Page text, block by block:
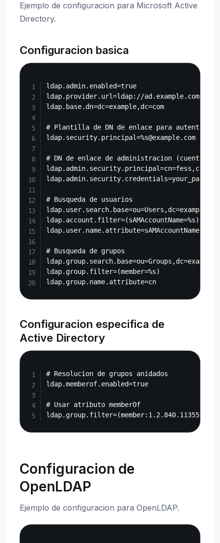
Ejemplo de configuracion para Microsoft Active
Directory.
Configuracion basica
ldap.admin.enabled=true
ldap.provider.url=ldap://ad.example.com:389
ldap.base.dn=dc=example,dc=com
# Plantilla de DN de enlace para
ldap.security.principal=%s@example.com
# DN de enlace de administracion (cuenta
# Busqueda de usuarios
ldap.account.filter=(sAMAccountName=%s)
ldap.user.name.attribute=sAMAccountName
# Busqueda de grupos
ldap.group.filter=(member=%s)
Configuracion especifica de
Active Directory
# Resolucion de grupos anidados
ldap.memberof.enabled=true
# Usar atributo memberOf
Configuracion de
OpenLDAP
Ejemplo de configuracion para OpenLDAP.